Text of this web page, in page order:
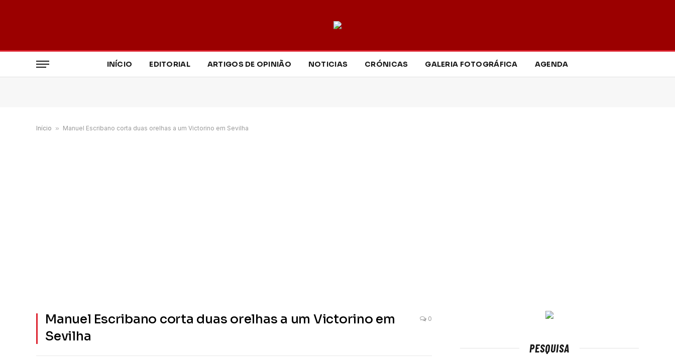
INÍCIO EDITORIAL ARTIGOS DE OPINIÃO NOTICIAS CRÓNICAS GALERIA FOTOGRÁFICA AGENDA
Início » Manuel Escribano corta duas orelhas a um Victorino em Sevilha
Manuel Escribano corta duas orelhas a um Victorino em
Sevilha
0
PESQUISA